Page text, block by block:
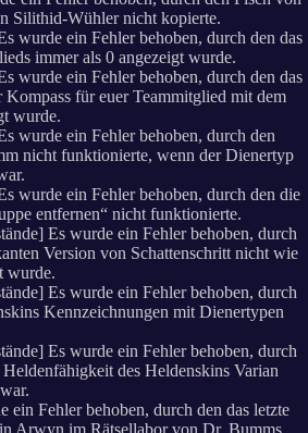
Silithid-Wühler nicht kopierte.
wurde ein Fehler behoben, durch den das
immer als 0 angezeigt wurde.
wurde ein Fehler behoben, durch den das
Kompass für euer Teammitglied mit dem
wurde.
wurde ein Fehler behoben, durch den
nicht funktionierte, wenn der Dienertyp
wurde ein Fehler behoben, durch den die
entfernen“ nicht funktionierte.
Es wurde ein Fehler behoben, durch
Version von Schattenschritt nicht wie
wurde.
Es wurde ein Fehler behoben, durch
Kennzeichnungen mit Dienertypen
Es wurde ein Fehler behoben, durch
des Heldenskins Varian
ein Fehler behoben, durch den das letzte
Arwyn im Rätsellabor von Dr. Bumms